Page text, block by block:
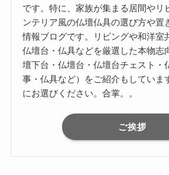
です。特に、家族が集まる居間やリ
ンテリア風の仏壇仏具の選び方や置
情報ブログです。リビングや和洋室
仏壇台・仏具などを厳選した本物志
壇下台・仏壇台・仏壇台チェスト・
事・仏具など）をご紹介もしていま
にお選びください。合掌。。
ご挨拶